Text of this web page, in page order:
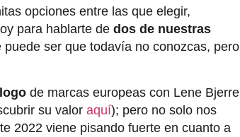
opciones entre las que elegir,
para hablarte de dos de nuestras
puede ser que todavía no conozcas, pero
de marcas europeas con Lene Bjerre
su valor aquí); pero no solo nos
2022 viene pisando fuerte en cuanto a